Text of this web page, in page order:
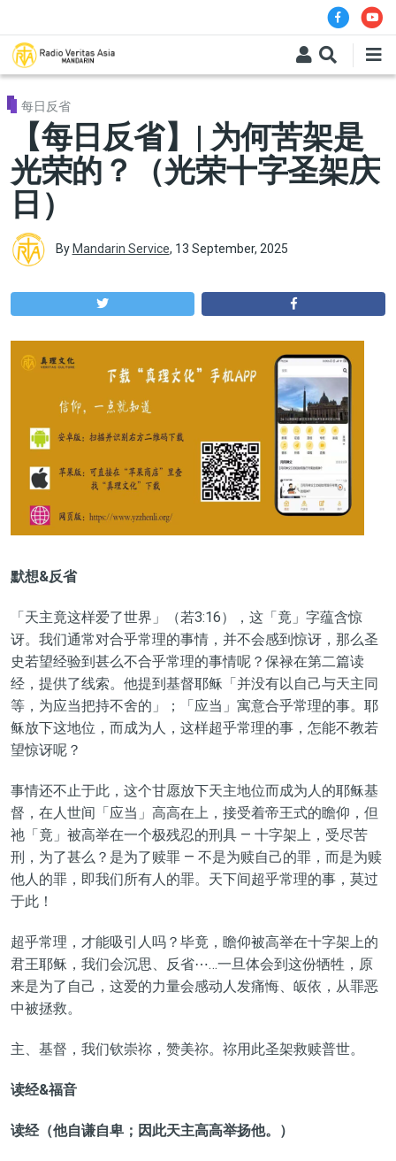
每日反省
【每日反省】| 为何苦架是
光荣的？（光荣十字圣架庆
日）
By Mandarin Service, 13 September, 2025
默想&反省
「天主竟这样爱了世界」（若3:16），这「竟」字蕴含惊
讶。我们通常对合乎常理的事情，并不会感到惊讶，那么圣
史若望经验到甚么不合乎常理的事情呢？保禄在第二篇读
经，提供了线索。他提到基督耶稣「并没有以自己与天主同
等，为应当把持不舍的」；「应当」寓意合乎常理的事。耶
稣放下这地位，而成为人，这样超乎常理的事，怎能不教若
望惊讶呢？
事情还不止于此，这个甘愿放下天主地位而成为人的耶稣基
督，在人世间「应当」高高在上，接受着帝王式的瞻仰，但
祂「竟」被高举在一个极残忍的刑具 — 十字架上，受尽苦
刑，为了甚么？是为了赎罪 — 不是为赎自己的罪，而是为赎
他人的罪，即我们所有人的罪。天下间超乎常理的事，莫过
于此！
超乎常理，才能吸引人吗？毕竟，瞻仰被高举在十字架上的
君王耶稣，我们会沉思、反省⋯…一旦体会到这份牺牲，原
来是为了自己，这爱的力量会感动人发痛悔、皈依，从罪恶
中被拯救。
主、基督，我们钦崇祢，赞美祢。祢用此圣架救赎普世。
读经&福音
读经（他自谦自卑；因此天主高高举扬他。）